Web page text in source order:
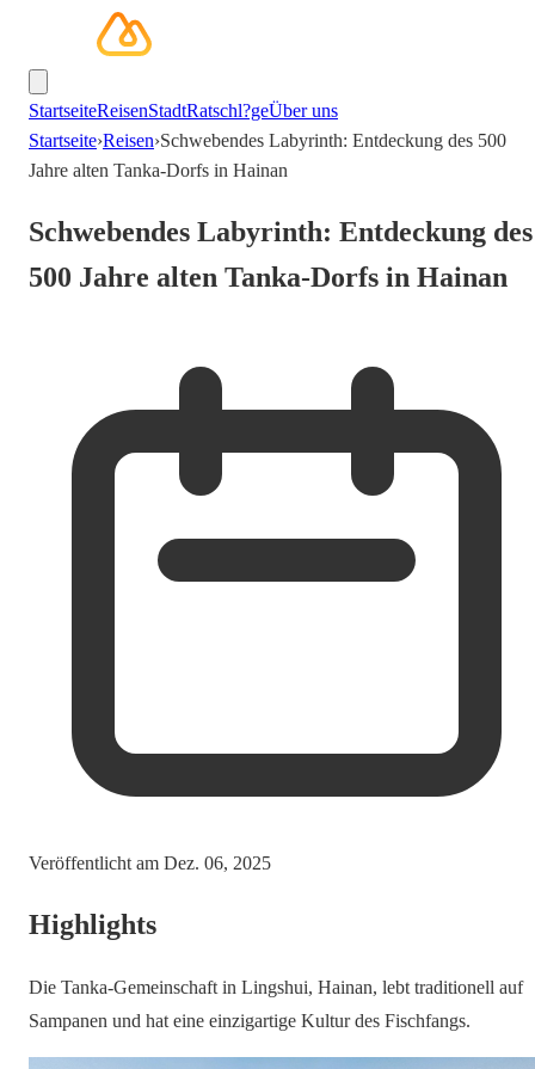
StartseiteReisenStadtRatschl?geÜber uns
Startseite›Reisen›Schwebendes Labyrinth: Entdeckung des 500
Jahre alten Tanka-Dorfs in Hainan
Schwebendes Labyrinth: Entdeckung des
500 Jahre alten Tanka-Dorfs in Hainan
Veröffentlicht am Dez. 06, 2025
Highlights
Die Tanka-Gemeinschaft in Lingshui, Hainan, lebt traditionell auf
Sampanen und hat eine einzigartige Kultur des Fischfangs.